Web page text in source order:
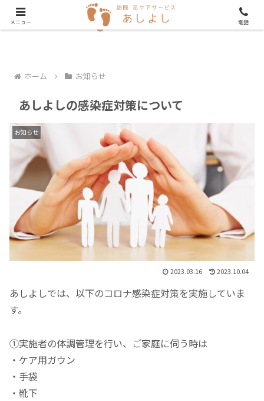
ホーム お知らせ
あしよしの感染症対策について
お知らせ
2023.03.16 2023.10.04
あしよしでは、以下のコロナ感染症対策を実施していま
す。
①実施者の体調管理を行い、ご家庭に伺う時は
・ケア用ガウン
・手袋
・靴下
メニュー 電話